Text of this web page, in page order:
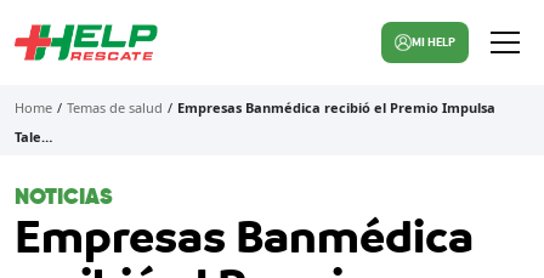
MI HELP
Home / Temas de salud / Empresas Banmédica recibió el Premio Impulsa
Tale…
NOTICIAS
Empresas Banmédica